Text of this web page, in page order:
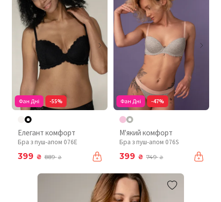
Фан Дні -55%
Елегант комфорт
Бра з пуш-апом 076Е
399 ₴ 889₴
Фан Дні -47%
М'який комфорт
Бра з пуш-апом 076S
399 ₴ 749₴